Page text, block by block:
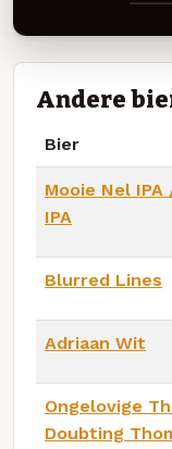
Andere
Bier
Mooie Nel
IPA
Blurred Lines
Adriaan Wit
Ongelovige
Doubting